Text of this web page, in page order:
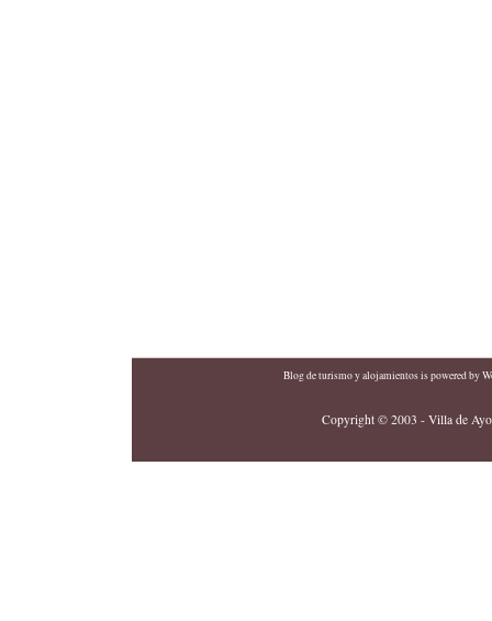
Blog de turismo y alojamientosis powered by
Copyright © 2003 - Villa de